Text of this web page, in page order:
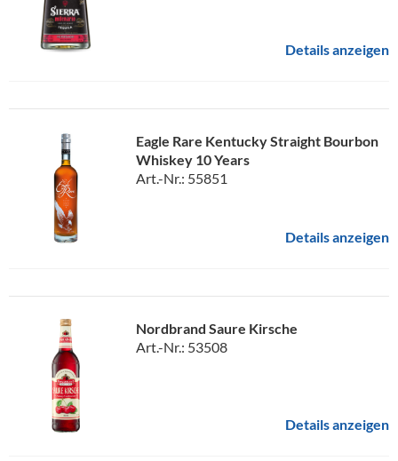
Details anzeigen
Eagle Rare Kentucky Straight Bourbon
Whiskey 10 Years
Art.-Nr.: 55851
Details anzeigen
Nordbrand Saure Kirsche
Art.-Nr.: 53508
Details anzeigen